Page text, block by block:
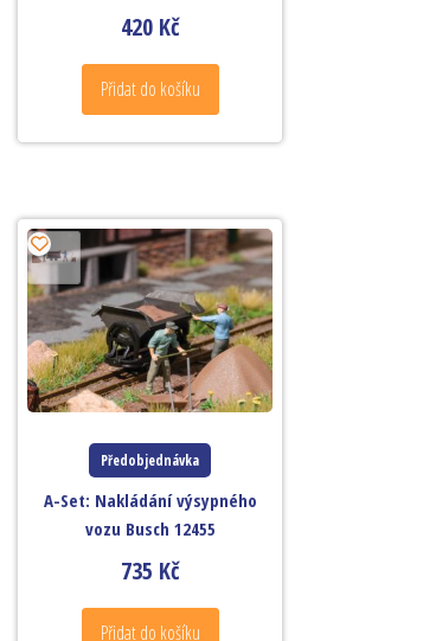
420 Kč
Přidat do košíku
Předobjednávka
A-Set: Nakládání výsypného
vozu Busch 12455
735 Kč
Přidat do košíku